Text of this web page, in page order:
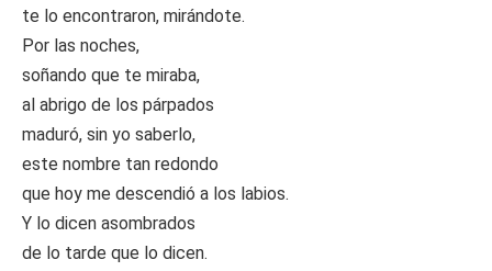
te lo encontraron, mirándote.
Por las noches,
soñando que te miraba,
al abrigo de los párpados
maduró, sin yo saberlo,
este nombre tan redondo
que hoy me descendió a los labios.
Y lo dicen asombrados
de lo tarde que lo dicen.